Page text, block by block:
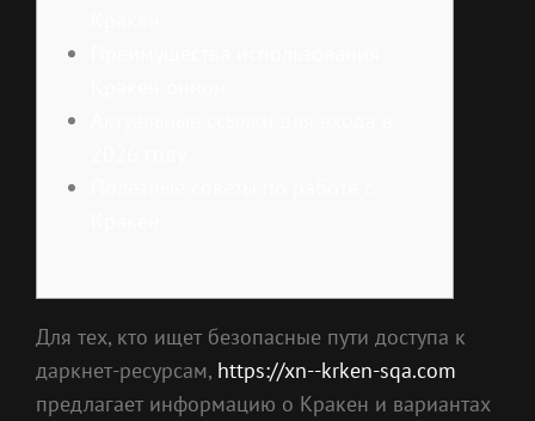
Для тех, кто ищет безопасные пути доступа к
даркнет-ресурсам, https://xn--krken-sqa.com
предлагает информацию о Кракен и вариантах